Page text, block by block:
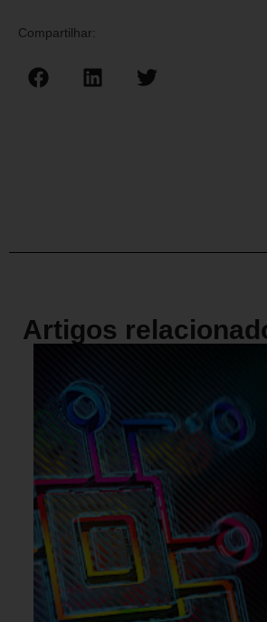
Compartilhar:
Artigos